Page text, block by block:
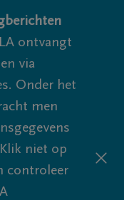
ontvangt
via
Onder het
men
niet op
controleer